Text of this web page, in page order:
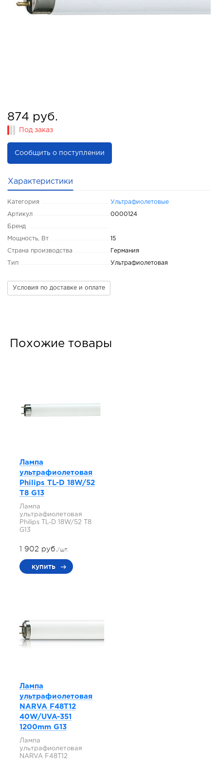
874 руб.
Под заказ
Сообщить о поступлении
Характеристики
Категория Ультрафиолетовые
Артикул 0000124
Бренд
Мощность, Вт 15
Страна производства Германия
Тип Ультрафиолетовая
Условия по доставке и оплате
Похожие товары
Лампа
ультрафиолетовая
Philips TL-D 18W/52
T8 G13
Лампа
ультрафиолетовая
Philips TL-D 18W/52 T8
G13
1 902 руб./шт.
купить
Лампа
ультрафиолетовая
NARVA F48T12
40W/UVA-351
1200mm G13
Лампа
ультрафиолетовая
NARVA F48T12